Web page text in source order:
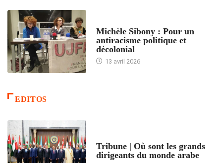
Michèle Sibony : Pour un
antiracisme politique et
décolonial
13 avril 2026
EDITOS
Tribune | Où sont les grands
dirigeants du monde arabe